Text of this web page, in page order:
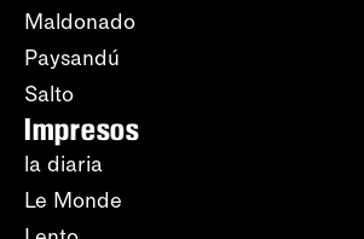
Maldonado
Paysandú
Salto
Impresos
la diaria
Le Monde